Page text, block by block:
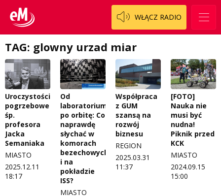
WŁĄCZ RADIO
TAG: glowny urzad miar
Uroczystości
pogrzebowe
śp.
profesora
Jacka
Semaniaka
MIASTO
2025.12.11
18:17
Od
laboratorium
po orbitę: Co
naprawdę
słychać w
komorach
bezechowych
i na
pokładzie
ISS?
MIASTO
Współpraca
z GUM
szansą na
rozwój
biznesu
REGION
2025.03.31
11:37
[FOTO]
Nauka nie
musi być
nudna!
Piknik przed
KCK
MIASTO
2024.09.15
15:00